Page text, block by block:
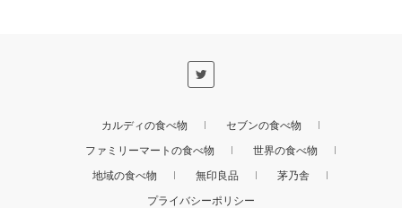
カルディの食べ物
セブンの食べ物
ファミリーマートの食べ物
世界の食べ物
地域の食べ物
無印良品
茅乃舎
プライバシーポリシー